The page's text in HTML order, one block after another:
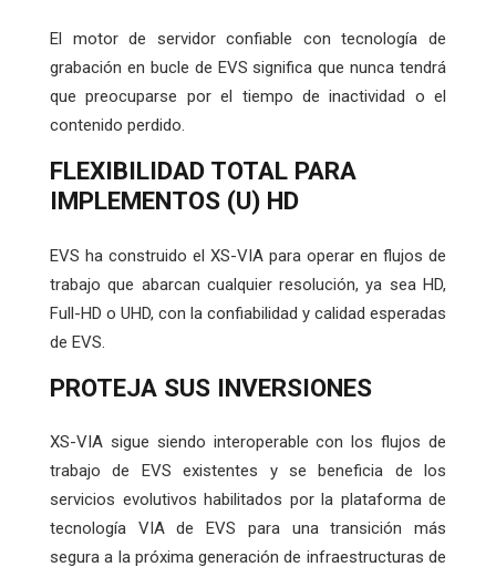
El motor de servidor confiable con tecnología de
grabación en bucle de EVS significa que nunca tendrá
que preocuparse por el tiempo de inactividad o el
contenido perdido.
FLEXIBILIDAD TOTAL PARA
IMPLEMENTOS (U) HD
EVS ha construido el XS-VIA para operar en flujos de
trabajo que abarcan cualquier resolución, ya sea HD,
Full-HD o UHD, con la confiabilidad y calidad esperadas
de EVS.
PROTEJA SUS INVERSIONES
XS-VIA sigue siendo interoperable con los flujos de
trabajo de EVS existentes y se beneficia de los
servicios evolutivos habilitados por la plataforma de
tecnología VIA de EVS para una transición más
segura a la próxima generación de infraestructuras de